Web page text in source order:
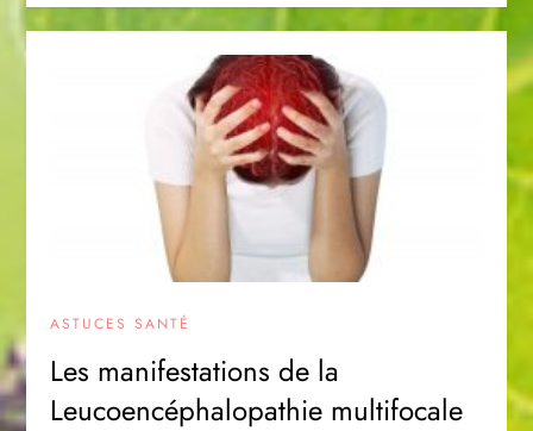
ASTUCES SANTÉ
Les manifestations de la
Leucoencéphalopathie multifocale